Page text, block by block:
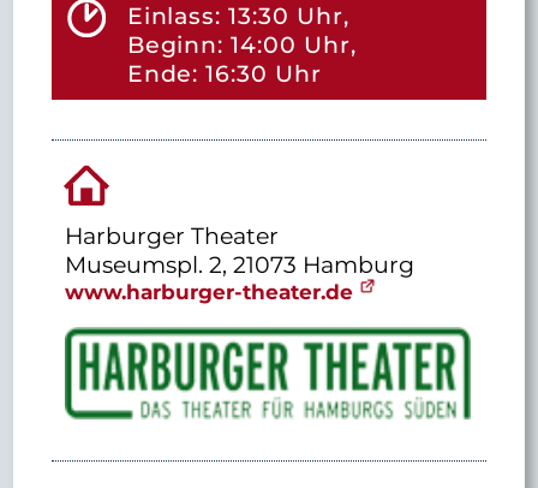
Einlass: 13:30 Uhr,
Beginn: 14:00 Uhr,
Ende: 16:30 Uhr
Harburger Theater
Museumspl. 2, 21073 Hamburg
www.harburger-theater.de